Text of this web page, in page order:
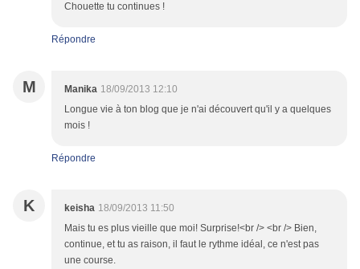
Chouette tu continues !
Répondre
M Manika 18/09/2013 12:10
Longue vie à ton blog que je n'ai découvert qu'il y a quelques
mois !
Répondre
K keisha 18/09/2013 11:50
Mais tu es plus vieille que moi! Surprise!<br /> <br /> Bien,
continue, et tu as raison, il faut le rythme idéal, ce n'est pas
une course.